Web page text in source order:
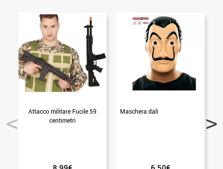
Attacco militare Fucile 59
centimetri
Maschera dalí